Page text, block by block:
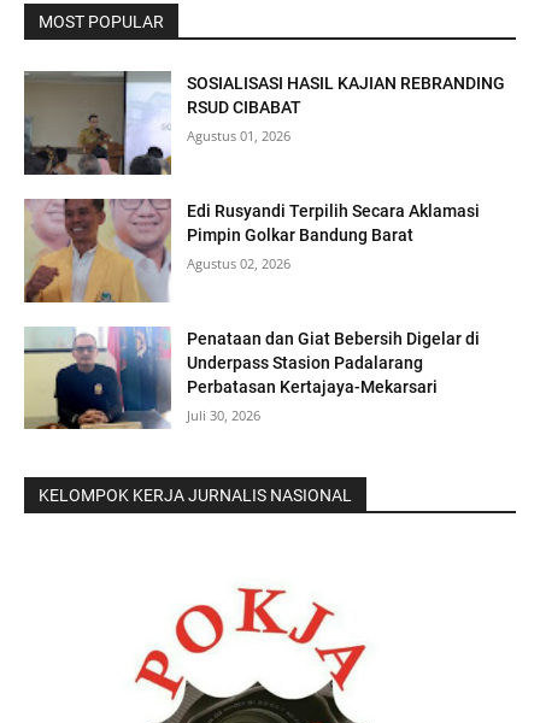
MOST POPULAR
SOSIALISASI HASIL KAJIAN REBRANDING
RSUD CIBABAT
Agustus 01, 2026
Edi Rusyandi Terpilih Secara Aklamasi
Pimpin Golkar Bandung Barat
Agustus 02, 2026
Penataan dan Giat Bebersih Digelar di
Underpass Stasion Padalarang
Perbatasan Kertajaya-Mekarsari
Juli 30, 2026
KELOMPOK KERJA JURNALIS NASIONAL